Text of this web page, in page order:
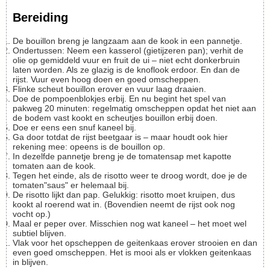
Bereiding
De bouillon breng je langzaam aan de kook in een pannetje.
Ondertussen: Neem een kasserol (gietijzeren pan); verhit de
olie op gemiddeld vuur en fruit de ui – niet echt donkerbruin
laten worden. Als ze glazig is de knoflook erdoor. En dan de
rijst. Vuur even hoog doen en goed omscheppen.
Flinke scheut bouillon erover en vuur laag draaien.
Doe de pompoenblokjes erbij. En nu begint het spel van
pakweg 20 minuten: regelmatig omscheppen opdat het niet aan
de bodem vast kookt en scheutjes bouillon erbij doen.
Doe er eens een snuf kaneel bij.
Ga door totdat de rijst beetgaar is – maar houdt ook hier
rekening mee: opeens is de bouillon op.
In dezelfde pannetje breng je de tomatensap met kapotte
tomaten aan de kook.
Tegen het einde, als de risotto weer te droog wordt, doe je de
tomaten"saus" er helemaal bij.
De risotto lijkt dan pap. Gelukkig: risotto moet kruipen, dus
kookt al roerend wat in. (Bovendien neemt de rijst ook nog
vocht op.)
Maal er peper over. Misschien nog wat kaneel – het moet wel
subtiel blijven.
Vlak voor het opscheppen de geitenkaas erover strooien en dan
even goed omscheppen. Het is mooi als er vlokken geitenkaas
in blijven.